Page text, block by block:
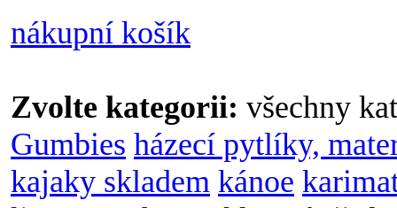
nákupní košík
Zvolte kategorii: všechny
Gumbies házecí pytlíky,
kajaky skladem kánoe